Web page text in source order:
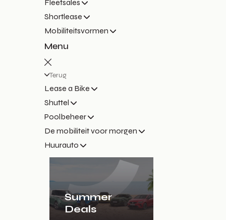
Fleetsales
Shortlease
Mobiliteitsvormen
Menu
Terug
Lease a Bike
Shuttel
Poolbeheer
De mobiliteit voor morgen
Huurauto
Summer
Deals